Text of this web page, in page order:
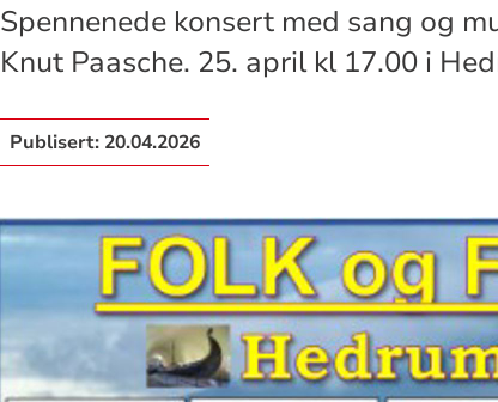
Spennenede konsert med sang og
Knut Paasche. 25. april kl 17.00 i
Publisert: 20.04.2026